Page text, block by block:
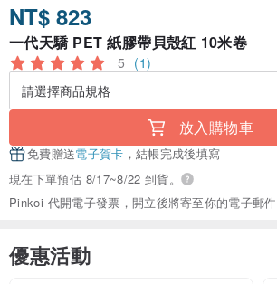
NT$ 823
一代天驕 PET 紙膠帶貝殼紅 10米卷
5 (1)
放入購物車
免費贈送電子賀卡 ，結帳完成後填寫
現在下單預估 8/17~8/22 到貨。
Pinkoi 代開電子發票，開立後將寄至你的電子郵件
優惠活動